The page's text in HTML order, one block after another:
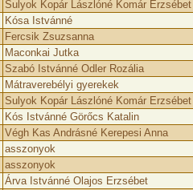
Sulyok Kopár Lászlóné Komár Erzsébet
Kósa Istvánné
Fercsik Zsuzsanna
Maconkai Jutka
Szabó Istvánné Odler Rozália
Mátraverebélyi gyerekek
Sulyok Kopár Lászlóné Komár Erzsébet
Kós Istvánné Görőcs Katalin
Végh Kas Andrásné Kerepesi Anna
asszonyok
asszonyok
Árva Istvánné Olajos Erzsébet